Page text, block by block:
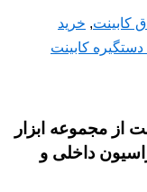
کابینت, خرید
کابینت
از مجموعه ابزار
داخلی و